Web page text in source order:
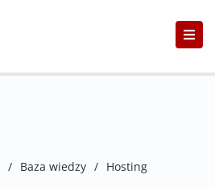
/ Baza wiedzy / Hosting